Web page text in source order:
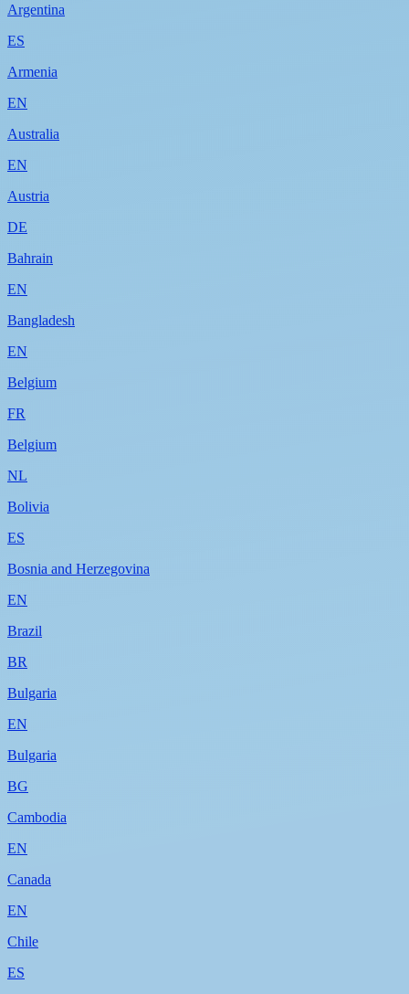
Argentina
ES
Armenia
EN
Australia
EN
Austria
DE
Bahrain
EN
Bangladesh
EN
Belgium
FR
Belgium
NL
Bolivia
ES
Bosnia and Herzegovina
EN
Brazil
BR
Bulgaria
EN
Bulgaria
BG
Cambodia
EN
Canada
EN
Chile
ES